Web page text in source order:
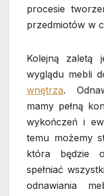
procesie
przedmiotów w
Kolejną zaletą
wyglądu mebli
wnętrza.
mamy pełną
wykończeń i
temu możemy
która będzie
spełniać
odnawiania